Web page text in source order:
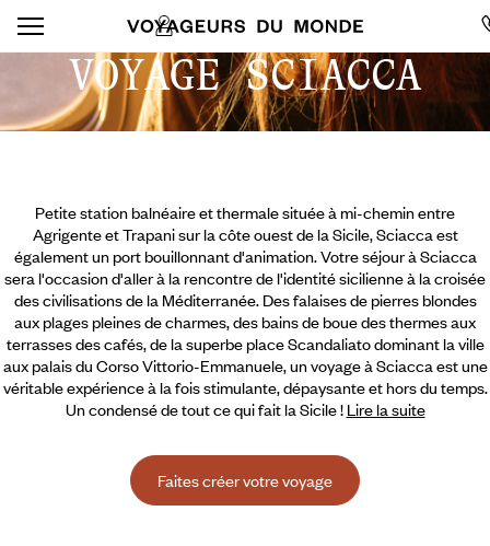
VOYAGE SCIACCA
Petite station balnéaire et thermale située à mi-chemin entre
Agrigente et Trapani sur la côte ouest de la Sicile, Sciacca est
également un port bouillonnant d'animation. Votre séjour à Sciacca
sera l'occasion d'aller à la rencontre de l'identité sicilienne à la croisée
des civilisations de la Méditerranée. Des falaises de pierres blondes
aux plages pleines de charmes, des bains de boue des thermes aux
terrasses des cafés, de la superbe place Scandaliato dominant la ville
aux palais du Corso Vittorio-Emmanuele, un voyage à Sciacca est une
véritable expérience à la fois stimulante, dépaysante et hors du temps.
Un condensé de tout ce qui fait la Sicile ! Lire la suite
Faites créer votre voyage